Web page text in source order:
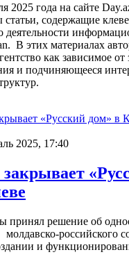
2025 года на сайте
содержащие
деятельности
В этих материалах
как зависимое от
и подчиняющееся
2025, 17:40
решение об
российского
и